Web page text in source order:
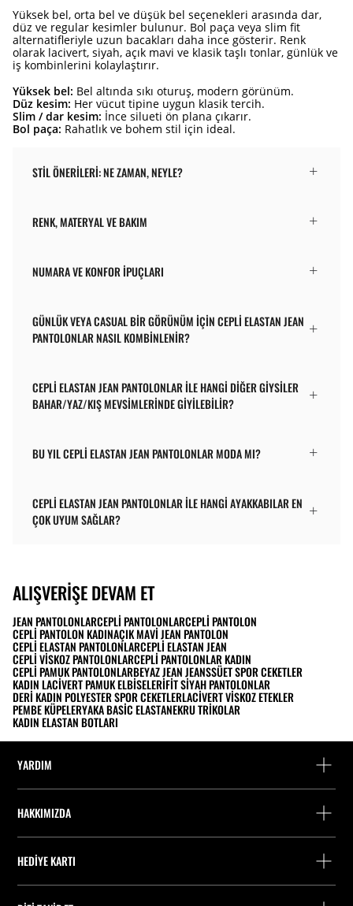
Yüksek bel, orta bel ve düşük bel seçenekleri arasında dar,
düz ve regular kesimler bulunur. Bol paça veya slim fit
alternatifleriyle uzun bacakları daha ince gösterir. Renk
olarak lacivert, siyah, açık mavi ve klasik taşlı tonlar, günlük ve
iş kombinlerini kolaylaştırır.
Yüksek bel: Bel altında sıkı oturuş, modern görünüm.
Düz kesim: Her vücut tipine uygun klasik tercih.
Slim / dar kesim: İnce silueti ön plana çıkarır.
Bol paça: Rahatlık ve bohem stil için ideal.
STIL ÖNERILERI: NE ZAMAN, NEYLE?
RENK, MATERYAL VE BAKIM
NUMARA VE KONFOR İPUÇLARI
GÜNLÜK VEYA CASUAL BIR GÖRÜNÜM IÇIN CEPLI ELASTAN JEAN
PANTOLONLAR NASIL KOMBINLENIR?
CEPLI ELASTAN JEAN PANTOLONLAR ILE HANGI DIĞER GIYSILER
BAHAR/YAZ/KIŞ MEVSIMLERINDE GIYILEBILIR?
BU YIL CEPLI ELASTAN JEAN PANTOLONLAR MODA MI?
CEPLI ELASTAN JEAN PANTOLONLAR ILE HANGI AYAKKABILAR EN
ÇOK UYUM SAĞLAR?
ALIŞVERIŞE DEVAM ET
JEAN PANTOLONLARCEPLI PANTOLONLARCEPLI PANTOLON
CEPLI PANTOLON KADINAÇIK MAVI JEAN PANTOLON
CEPLI ELASTAN PANTOLONLARCEPLI ELASTAN JEAN
CEPLI VISKOZ PANTOLONLARCEPLI PANTOLONLAR KADIN
CEPLI PAMUK PANTOLONLARBEYAZ JEAN JEANSSÜET SPOR CEKETLER
KADIN LACIVERT PAMUK ELBISELERIFIT SIYAH PANTOLONLAR
DERI KADIN POLYESTER SPOR CEKETLERLACIVERT VISKOZ ETEKLER
PEMBE KÜPELERYAKA BASIC ELASTANEKRU TRIKOLAR
KADIN ELASTAN BOTLARI
YARDIM
Siparişi takip edin
Fişini bul
HAKKIMIZDA
Stradivarius'ta Çalışmak
HEDIYE KARTI